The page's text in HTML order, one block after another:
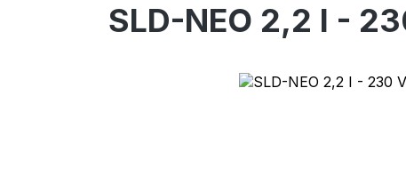
SLD-NEO 2,2 I -
Bildergalerie überspringen